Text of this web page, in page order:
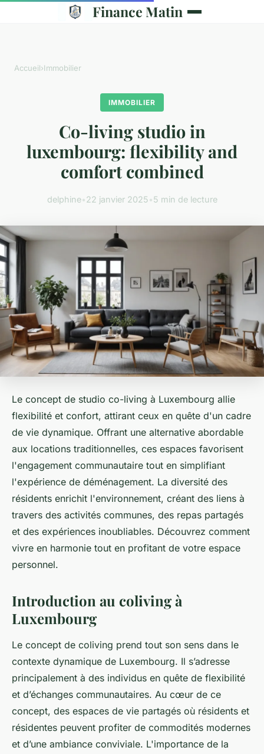
Finance Matin
Accueil›Immobilier
IMMOBILIER
Co-living studio in
luxembourg: flexibility and
comfort combined
delphine•22 janvier 2025•5 min de lecture
Le concept de studio co-living à Luxembourg allie
flexibilité et confort, attirant ceux en quête d'un cadre
de vie dynamique. Offrant une alternative abordable
aux locations traditionnelles, ces espaces favorisent
l'engagement communautaire tout en simplifiant
l'expérience de déménagement. La diversité des
résidents enrichit l'environnement, créant des liens à
travers des activités communes, des repas partagés
et des expériences inoubliables. Découvrez comment
vivre en harmonie tout en profitant de votre espace
personnel.
Introduction au coliving à
Luxembourg
Le concept de coliving prend tout son sens dans le
contexte dynamique de Luxembourg. Il s’adresse
principalement à des individus en quête de flexibilité
et d’échanges communautaires. Au cœur de ce
concept, des espaces de vie partagés où résidents et
résidentes peuvent profiter de commodités modernes
et d’une ambiance conviviale. L'importance de la